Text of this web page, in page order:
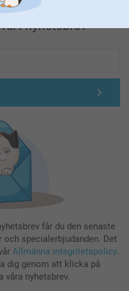
temperatur. Använd inte
vänd uppåt
på namnlappen i 5–10
avlägsna silikonpappret.
plagget
nyhetsbrev
får du den senaste
specialerbjudanden. Det
Allmänna integritetspolicy.
dig genom att klicka på
våra nyhetsbrev.